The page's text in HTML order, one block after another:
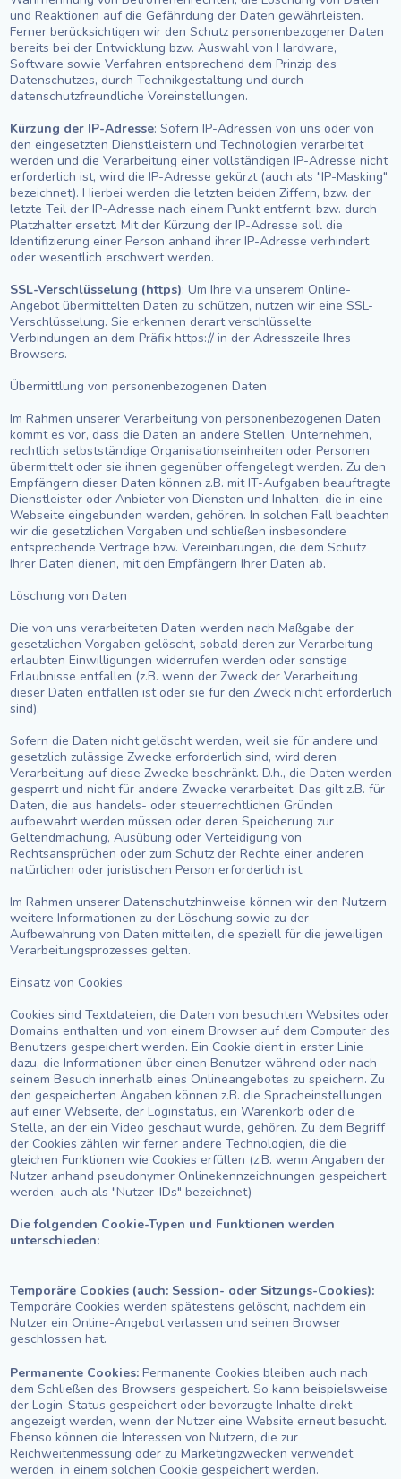
und Reaktionen auf die Gefährdung der Daten gewährleisten.
Ferner berücksichtigen wir den Schutz personenbezogener Daten
bereits bei der Entwicklung bzw. Auswahl von Hardware,
Software sowie Verfahren entsprechend dem Prinzip des
Datenschutzes, durch Technikgestaltung und durch
datenschutzfreundliche Voreinstellungen.
Kürzung der IP-Adresse: Sofern IP-Adressen von uns oder von
den eingesetzten Dienstleistern und Technologien verarbeitet
werden und die Verarbeitung einer vollständigen IP-Adresse nicht
erforderlich ist, wird die IP-Adresse gekürzt (auch als "IP-Masking"
bezeichnet). Hierbei werden die letzten beiden Ziffern, bzw. der
letzte Teil der IP-Adresse nach einem Punkt entfernt, bzw. durch
Platzhalter ersetzt. Mit der Kürzung der IP-Adresse soll die
Identifizierung einer Person anhand ihrer IP-Adresse verhindert
oder wesentlich erschwert werden.
SSL-Verschlüsselung (https): Um Ihre via unserem Online-
Angebot übermittelten Daten zu schützen, nutzen wir eine SSL-
Verschlüsselung. Sie erkennen derart verschlüsselte
Verbindungen an dem Präfix https:// in der Adresszeile Ihres
Browsers.
Übermittlung von personenbezogenen Daten
Im Rahmen unserer Verarbeitung von personenbezogenen Daten
kommt es vor, dass die Daten an andere Stellen, Unternehmen,
rechtlich selbstständige Organisationseinheiten oder Personen
übermittelt oder sie ihnen gegenüber offengelegt werden. Zu den
Empfängern dieser Daten können z.B. mit IT-Aufgaben beauftragte
Dienstleister oder Anbieter von Diensten und Inhalten, die in eine
Webseite eingebunden werden, gehören. In solchen Fall beachten
wir die gesetzlichen Vorgaben und schließen insbesondere
entsprechende Verträge bzw. Vereinbarungen, die dem Schutz
Ihrer Daten dienen, mit den Empfängern Ihrer Daten ab.
Löschung von Daten
Die von uns verarbeiteten Daten werden nach Maßgabe der
gesetzlichen Vorgaben gelöscht, sobald deren zur Verarbeitung
erlaubten Einwilligungen widerrufen werden oder sonstige
Erlaubnisse entfallen (z.B. wenn der Zweck der Verarbeitung
dieser Daten entfallen ist oder sie für den Zweck nicht erforderlich
sind).
Sofern die Daten nicht gelöscht werden, weil sie für andere und
gesetzlich zulässige Zwecke erforderlich sind, wird deren
Verarbeitung auf diese Zwecke beschränkt. D.h., die Daten werden
gesperrt und nicht für andere Zwecke verarbeitet. Das gilt z.B. für
Daten, die aus handels- oder steuerrechtlichen Gründen
aufbewahrt werden müssen oder deren Speicherung zur
Geltendmachung, Ausübung oder Verteidigung von
Rechtsansprüchen oder zum Schutz der Rechte einer anderen
natürlichen oder juristischen Person erforderlich ist.
Im Rahmen unserer Datenschutzhinweise können wir den Nutzern
weitere Informationen zu der Löschung sowie zu der
Aufbewahrung von Daten mitteilen, die speziell für die jeweiligen
Verarbeitungsprozesses gelten.
Einsatz von Cookies
Cookies sind Textdateien, die Daten von besuchten Websites oder
Domains enthalten und von einem Browser auf dem Computer des
Benutzers gespeichert werden. Ein Cookie dient in erster Linie
dazu, die Informationen über einen Benutzer während oder nach
seinem Besuch innerhalb eines Onlineangebotes zu speichern. Zu
den gespeicherten Angaben können z.B. die Spracheinstellungen
auf einer Webseite, der Loginstatus, ein Warenkorb oder die
Stelle, an der ein Video geschaut wurde, gehören. Zu dem Begriff
der Cookies zählen wir ferner andere Technologien, die die
gleichen Funktionen wie Cookies erfüllen (z.B. wenn Angaben der
Nutzer anhand pseudonymer Onlinekennzeichnungen gespeichert
werden, auch als "Nutzer-IDs" bezeichnet)
Die folgenden Cookie-Typen und Funktionen werden
unterschieden:
Temporäre Cookies (auch: Session- oder Sitzungs-Cookies):
Temporäre Cookies werden spätestens gelöscht, nachdem ein
Nutzer ein Online-Angebot verlassen und seinen Browser
geschlossen hat.
Permanente Cookies:Permanente Cookies bleiben auch nach
dem Schließen des Browsers gespeichert. So kann beispielsweise
der Login-Status gespeichert oder bevorzugte Inhalte direkt
angezeigt werden, wenn der Nutzer eine Website erneut besucht.
Ebenso können die Interessen von Nutzern, die zur
Reichweitenmessung oder zu Marketingzwecken verwendet
werden, in einem solchen Cookie gespeichert werden.